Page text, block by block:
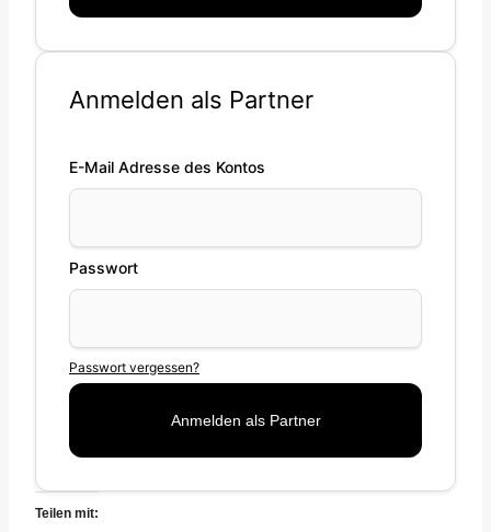
Anmelden als Partner
E-Mail Adresse des Kontos
Passwort
Passwort vergessen?
Teilen mit: